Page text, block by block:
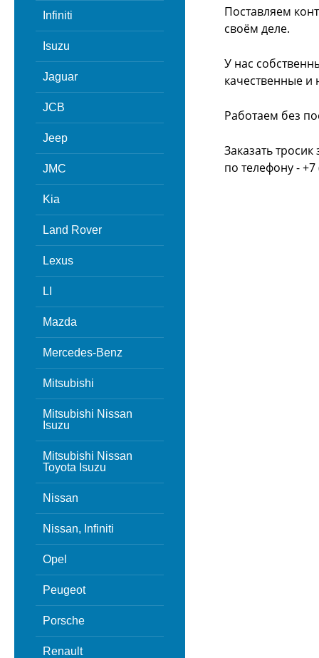
Infiniti
Isuzu
Jaguar
JCB
Jeep
JMC
Kia
Land Rover
Lexus
LI
Mazda
Mercedes-Benz
Mitsubishi
Mitsubishi Nissan
Isuzu
Mitsubishi Nissan
Toyota Isuzu
Nissan
Nissan, Infiniti
Opel
Peugeot
Porsche
Renault
Поставляем
своём деле.
У нас
качественные и
Работаем без
Заказать
по телефону -